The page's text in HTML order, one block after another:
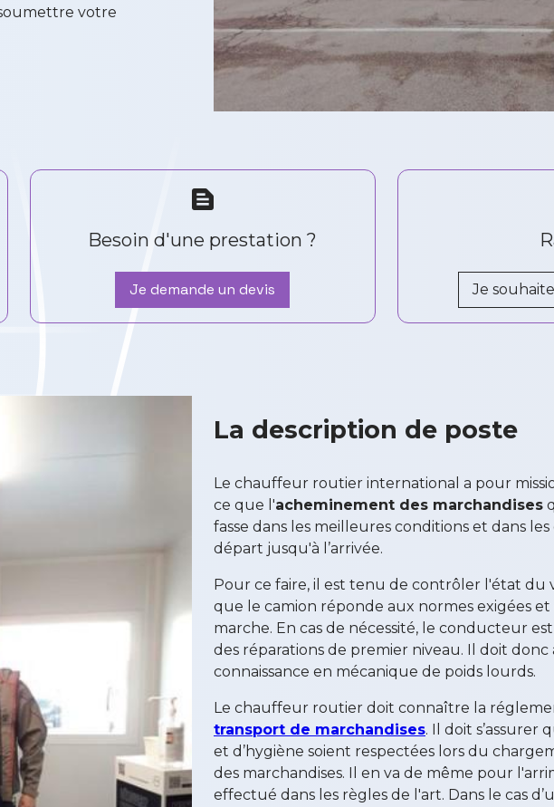
votre
text_snippet
Besoin d'une prestation ?
Je demande un devis Je
La description de poste
Le chauffeur routier international a pour
ce que l'acheminement des marchandises
fasse dans les meilleures conditions et dans les
départ jusqu'à l’arrivée.
Pour ce faire, il est tenu de contrôler l'état du
que le camion réponde aux normes exigées
marche. En cas de nécessité, le conducteur
des réparations de premier niveau. Il doit
connaissance en mécanique de poids lourds.
Le chauffeur routier doit connaître la
transport de marchandises. Il doit s’assurer
et d’hygiène soient respectées lors du
des marchandises. Il en va de même pour
effectué dans les règles de l'art. Dans le cas